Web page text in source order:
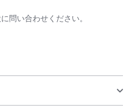
問い合わせください。